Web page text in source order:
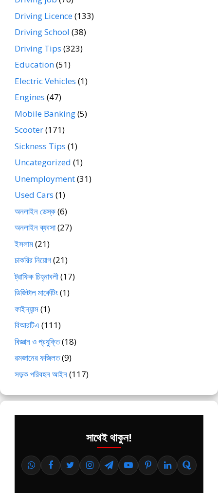
Driving Licence(133)
Driving School (38)
Driving Tips (323)
Education(51)
Electric Vehicles (1)
Engines (47)
Mobile Banking(5)
Scooter(171)
Sickness Tips (1)
Uncategorized (1)
Unemployment(31)
Used Cars (1)
অনলাইন ডেস্ক(6)
অনলাইন ব্যবসা(27)
ইসলাম(21)
চাকরির নিয়োগ(21)
ট্রাফিক চিহ্নাবলী(17)
ডিজিটাল মার্কেটিং(1)
ফাইন্যান্স(1)
বিআরটিএ (111)
বিজ্ঞান ও প্রযুক্তি(18)
রমজানের ফজিলত(9)
সড়ক পরিবহন আইন(117)
সাথেই থাকুন!